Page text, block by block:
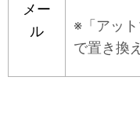
メー
ル
※「アッ
で置き換